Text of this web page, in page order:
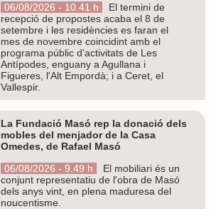
06/08/2026 - 10.41 h
El termini de
recepció de propostes acaba el 8 de
setembre i les residències es faran el
mes de novembre coincidint amb el
programa públic d'activitats de Les
Antípodes, enguany a Agullana i
Figueres, l'Alt Empordà; i a Ceret, el
Vallespir.
La Fundació Masó rep la donació dels
mobles del menjador de la Casa
Omedes, de Rafael Masó
06/08/2026 - 9.49 h
El mobiliari és un
conjunt representatiu de l'obra de Masó
dels anys vint, en plena maduresa del
noucentisme.